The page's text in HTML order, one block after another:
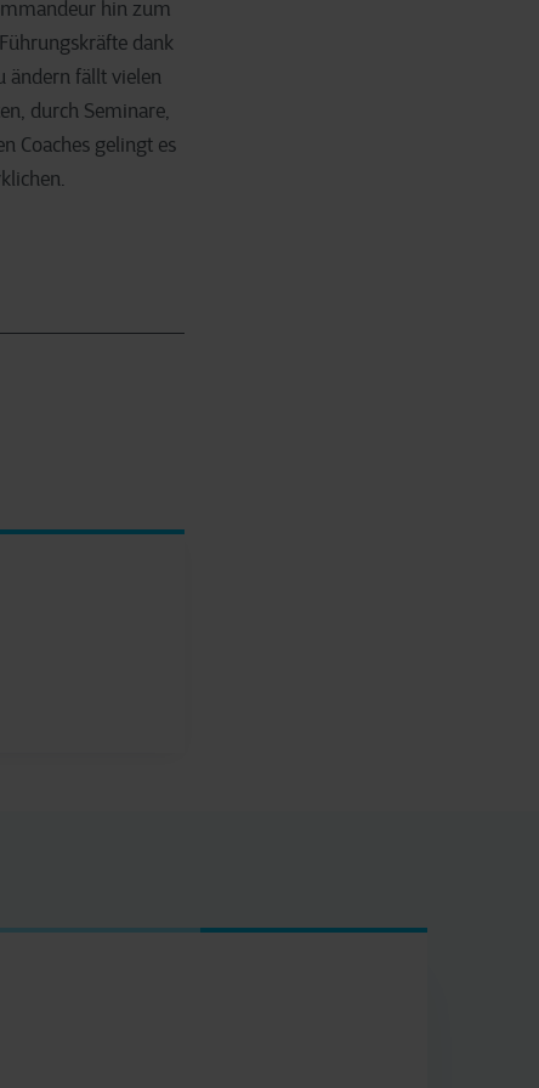
hin zum
dank
ändern fällt vielen
durch Seminare,
Coaches gelingt es